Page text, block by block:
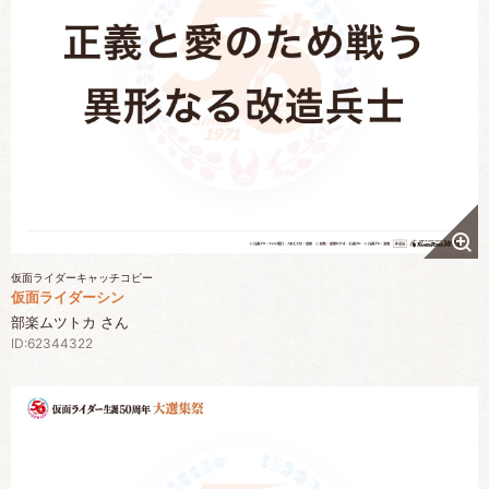
仮面ライダーキャッチコピー
仮面ライダーシン
部楽ムツトカ さん
ID:62344322